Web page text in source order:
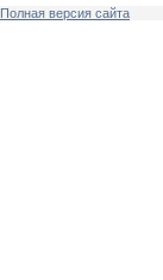
Полная версия сайта